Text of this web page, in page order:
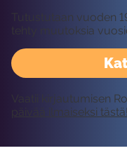
Tutustutaan vuoden
tehty muutoksia
Vaatii kirjautumisen
päivää ilmaiseksi tästä!